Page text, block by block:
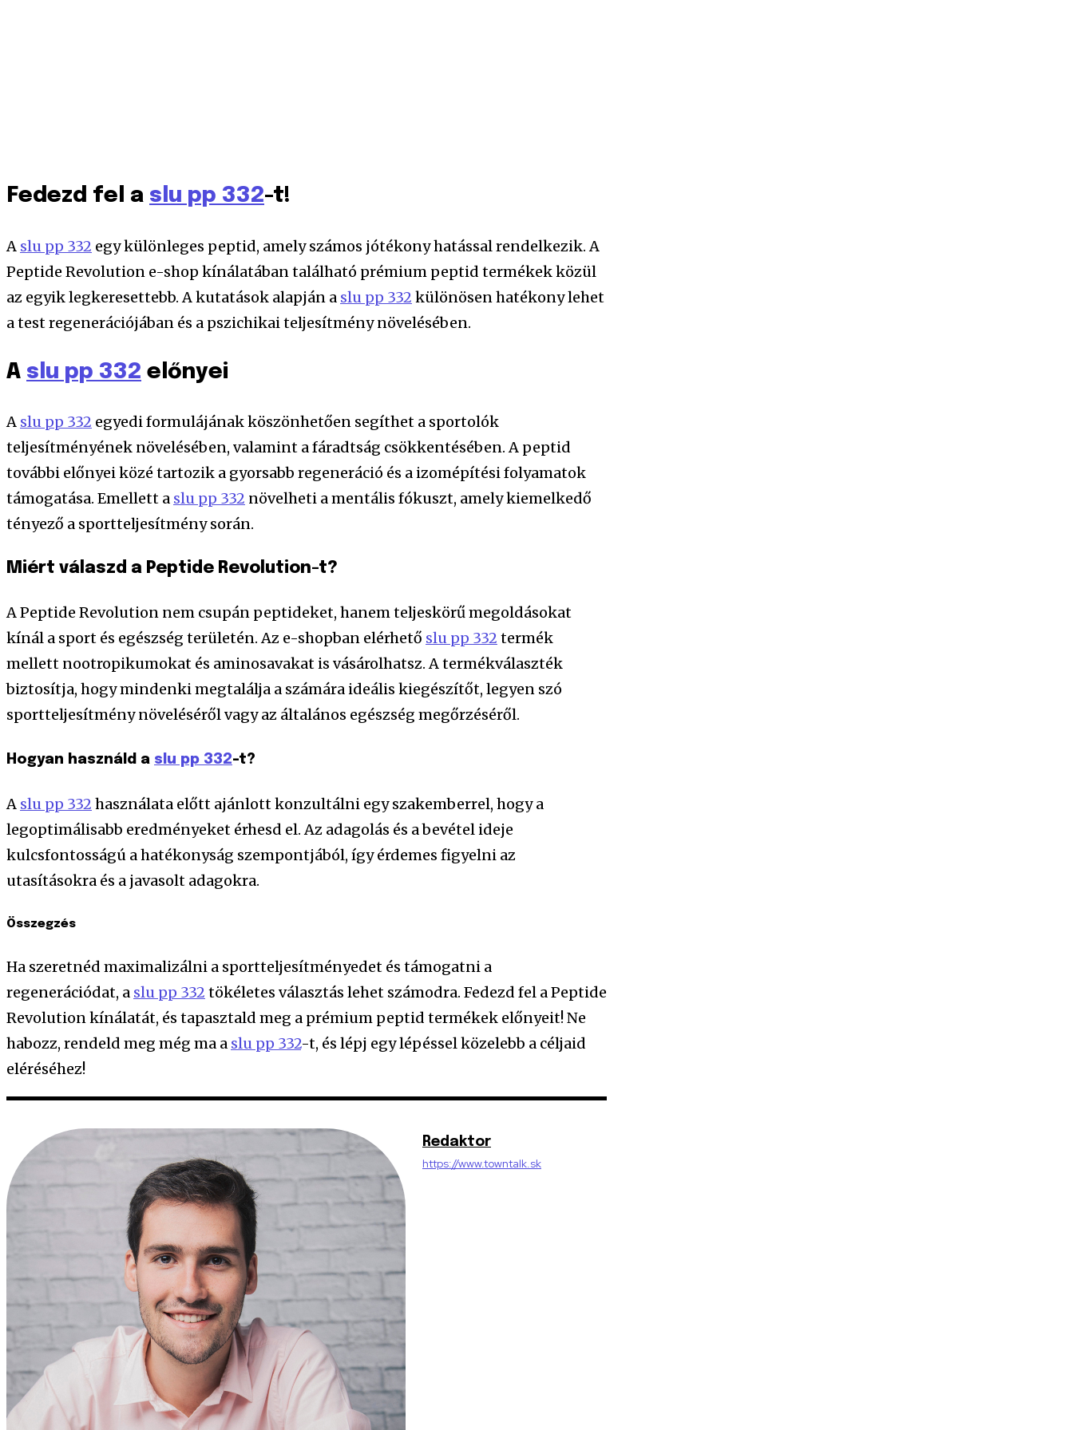
Fedezd fel a slu pp 332-t!
A slu pp 332 egy különleges peptid, amely számos jótékony hatással rendelkezik. A
Peptide Revolution e-shop kínálatában található prémium peptid termékek közül
az egyik legkeresettebb. A kutatások alapján a slu pp 332 különösen hatékony lehet
a test regenerációjában és a pszichikai teljesítmény növelésében.
A slu pp 332 előnyei
A slu pp 332 egyedi formulájának köszönhetően segíthet a sportolók
teljesítményének növelésében, valamint a fáradtság csökkentésében. A peptid
további előnyei közé tartozik a gyorsabb regeneráció és a izomépítési folyamatok
támogatása. Emellett a slu pp 332 növelheti a mentális fókuszt, amely kiemelkedő
tényező a sportteljesítmény során.
Miért válaszd a Peptide Revolution-t?
A Peptide Revolution nem csupán peptideket, hanem teljeskörű megoldásokat
kínál a sport és egészség területén. Az e-shopban elérhető slu pp 332 termék
mellett nootropikumokat és aminosavakat is vásárolhatsz. A termékválaszték
biztosítja, hogy mindenki megtalálja a számára ideális kiegészítőt, legyen szó
sportteljesítmény növeléséről vagy az általános egészség megőrzéséről.
Hogyan használd a slu pp 332-t?
A slu pp 332 használata előtt ajánlott konzultálni egy szakemberrel, hogy a
legoptimálisabb eredményeket érhesd el. Az adagolás és a bevétel ideje
kulcsfontosságú a hatékonyság szempontjából, így érdemes figyelni az
utasításokra és a javasolt adagokra.
Összegzés
Ha szeretnéd maximalizálni a sportteljesítményedet és támogatni a
regenerációdat, a slu pp 332 tökéletes választás lehet számodra. Fedezd fel a Peptide
Revolution kínálatát, és tapasztald meg a prémium peptid termékek előnyeit! Ne
habozz, rendeld meg még ma a slu pp 332-t, és lépj egy lépéssel közelebb a céljaid
eléréséhez!
Redaktor
https://www.towntalk.sk